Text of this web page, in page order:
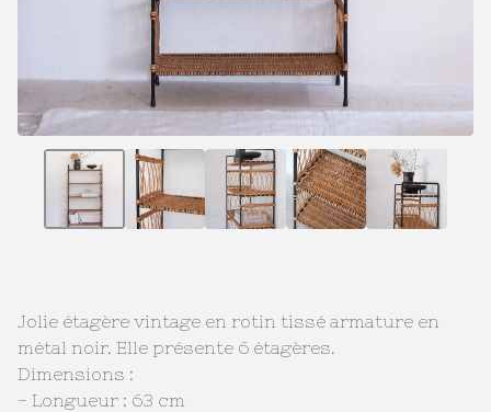
Jolie étagère vintage en rotin tissé armature en
métal noir. Elle présente 6 étagères.
Dimensions :
- Longueur : 63 cm